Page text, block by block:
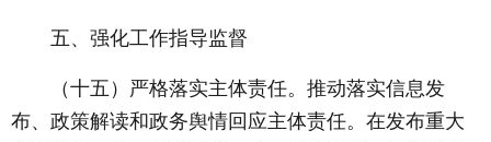
五、强化工作指导监督
（十五）严格落实主体责任。推动落实信息发
布、政策解读和政务舆情回应主体责任。在发布重大